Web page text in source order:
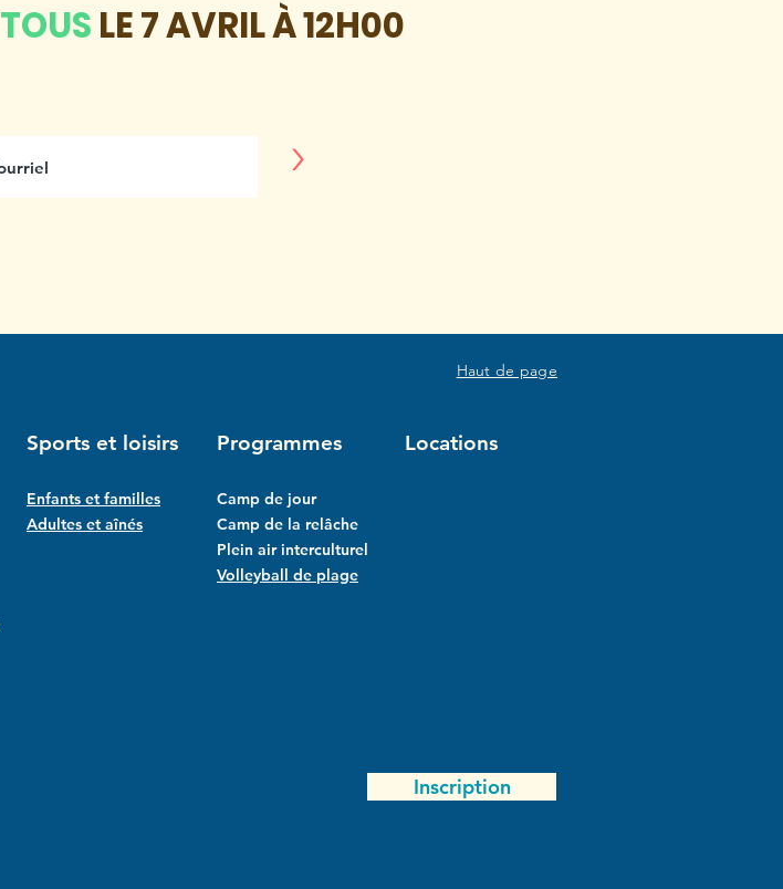
LE 7 AVRIL À 12H00
>
Haut de page
Sports et loisirs
Enfants et familles
Adultes et aînés
Programmes
Camp de jour
Camp de la relâche
Plein air interculturel
Volleyball de plage
Locations
Inscription